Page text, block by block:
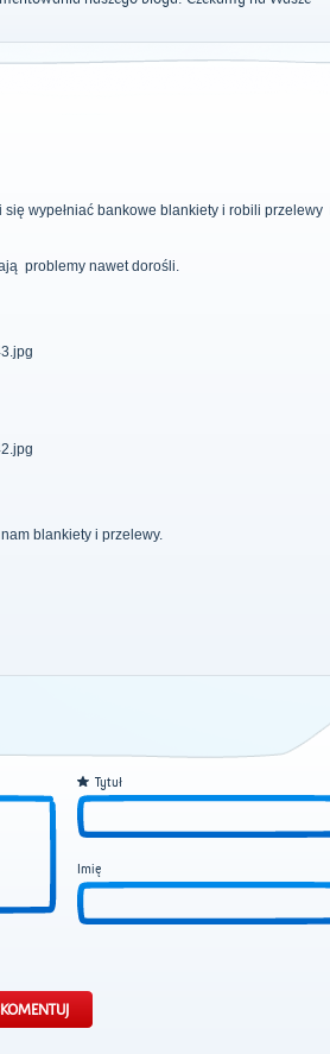
wypełniać bankowe blankiety i robili przelewy
problemy nawet dorośli.
blankiety i przelewy.
Tytuł
Imię